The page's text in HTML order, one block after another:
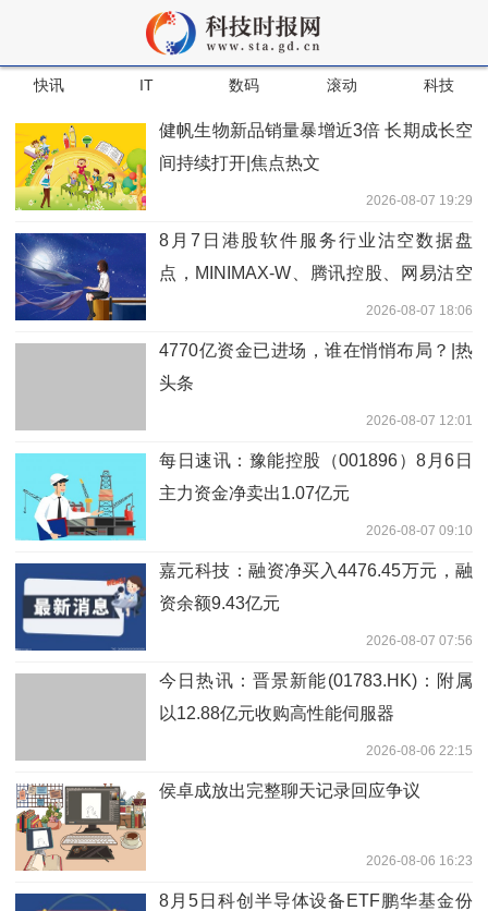
快讯 IT 数码 滚动 科技
健帆生物新品销量暴增近3倍 长期成长空
间持续打开|焦点热文
2026-08-07 19:29
8月7日港股软件服务行业沽空数据盘
点，MINIMAX-W、腾讯控股、网易沽空
金额位居行业前三-焦点观察2026-08-07 18:06
4770亿资金已进场，谁在悄悄布局？|热
头条
2026-08-07 12:01
每日速讯：豫能控股（001896）8月6日
主力资金净卖出1.07亿元
2026-08-07 09:10
嘉元科技：融资净买入4476.45万元，融
资余额9.43亿元
2026-08-07 07:56
今日热讯：晋景新能(01783.HK)：附属
以12.88亿元收购高性能伺服器
2026-08-06 22:15
侯卓成放出完整聊天记录回应争议
2026-08-06 16:23
8月5日科创半导体设备ETF鹏华基金份